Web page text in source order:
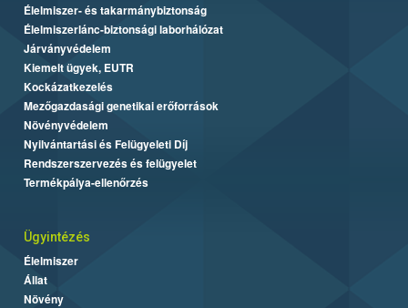
Élelmiszer- és takarmánybiztonság
Élelmiszerlánc-biztonsági laborhálózat
Járványvédelem
Kiemelt ügyek, EUTR
Kockázatkezelés
Mezőgazdasági genetikai erőforrások
Növényvédelem
Nyilvántartási és Felügyeleti Díj
Rendszerszervezés és felügyelet
Termékpálya-ellenőrzés
Ügyintézés
Élelmiszer
Állat
Növény